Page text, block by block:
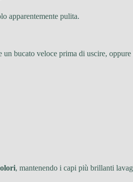
apparentemente pulita.
bucato veloce prima di uscire, oppure
, mantenendo i capi più brillanti